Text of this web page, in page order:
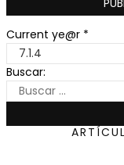
Current ye@r *
Buscar: